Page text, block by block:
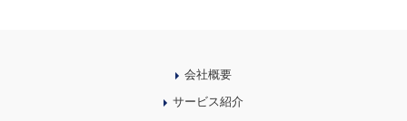
会社概要
サービス紹介